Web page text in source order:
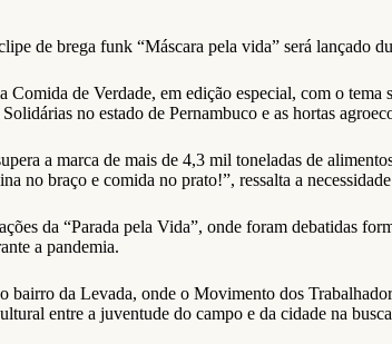
de brega funk “Máscara pela vida” será lançado
de Verdade, em edição especial, com o
no estado de Pernambuco e as hortas
a marca de mais de 4,3 mil toneladas de
no braço e comida no prato!”, ressalta a
da “Parada pela Vida”, onde foram debatidas
a pandemia.
da Levada, onde o Movimento dos
entre a juventude do campo e da cidade na